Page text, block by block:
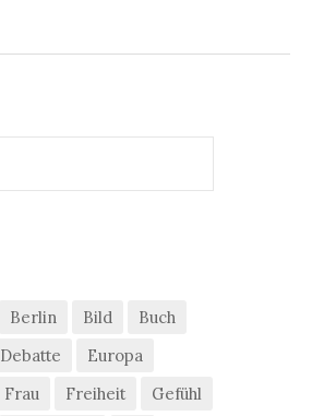
Berlin Bild
Buch
Debatte
Europa
Frau Freiheit
Gefühl